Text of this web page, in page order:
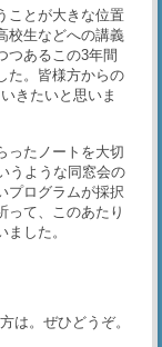
ことが大きな位置
校生などへの講義
つあるこの3年間
た。皆様方からの
きたいと思いま
ったノートを大切
うような同窓会の
プログラムが採択
って、このあたり
した。
は。ぜひどうぞ。